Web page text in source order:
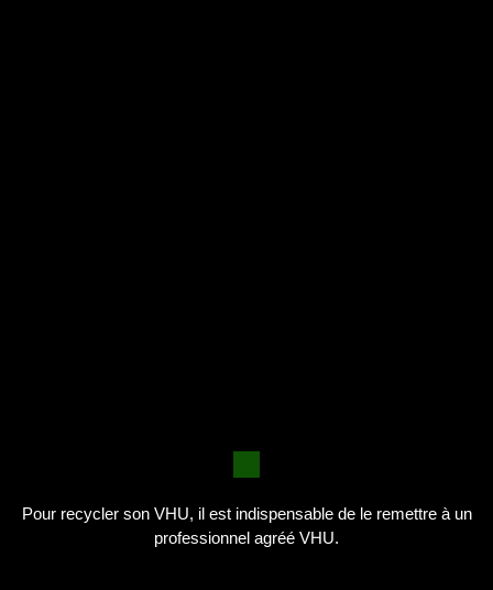
Pour recycler son VHU, il est indispensable de le remettre à un
professionnel agréé VHU.